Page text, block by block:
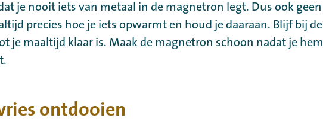
je nooit iets van metaal in de magnetron legt. Dus ook geen
precies hoe je iets opwarmt en houd je daaraan. Blijf bij de
je maaltijd klaar is. Maak de magnetron schoon nadat je hem
ontdooien